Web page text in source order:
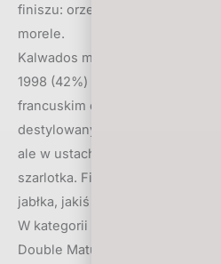
finiszu: orzechy włoskie, słodki
morele.
Kalwados marca to Christian
1998 (42%) z notą 90,5. Starzony
francuskim dębie, zgodnie z
destylowany w alembiku. W
ale w ustach jabłka robią się
szarlotka. Finisz długi i
jabłka, jakiś dżem, powidła.
W kategorii single malt wygrała
Double Matured (43%).